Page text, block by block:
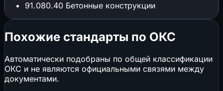
91.080.40 Бетонные конструкции
Похожие стандарты по ОКС
Автоматически подобраны по общей классификации
ОКС и не являются официальными связями между
документами.